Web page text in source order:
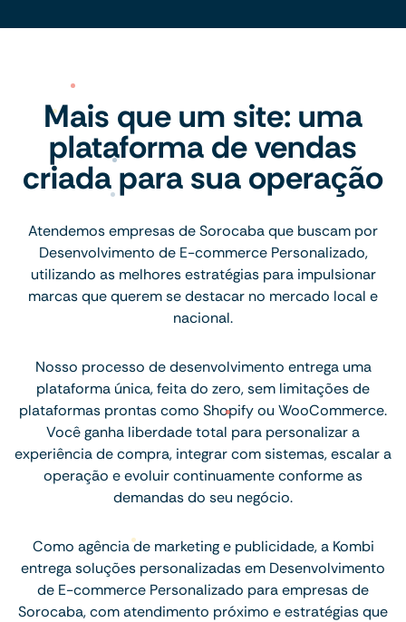
Mais que um site: uma
plataforma de vendas
criada para sua operação
Atendemos empresas de Sorocaba que buscam por
Desenvolvimento de E-commerce Personalizado,
utilizando as melhores estratégias para impulsionar
marcas que querem se destacar no mercado local e
nacional.
Nosso processo de desenvolvimento entrega uma
plataforma única, feita do zero, sem limitações de
plataformas prontas como Shopify ou WooCommerce.
Você ganha liberdade total para personalizar a
experiência de compra, integrar com sistemas, escalar a
operação e evoluir continuamente conforme as
demandas do seu negócio.
Como agência de marketing e publicidade, a Kombi
entrega soluções personalizadas em Desenvolvimento
de E-commerce Personalizado para empresas de
Sorocaba, com atendimento próximo e estratégias que